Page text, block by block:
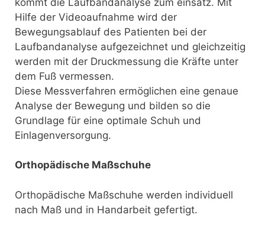
Hilfe der Videoaufnahme wird der
Bewegungsablauf des Patienten bei der
Laufbandanalyse aufgezeichnet und gleichzeitig
werden mit der Druckmessung die Kräfte unter
dem Fuß vermessen.
Diese Messverfahren ermöglichen eine genaue
Analyse der Bewegung und bilden so die
Grundlage für eine optimale Schuh und
Einlagenversorgung.
Orthopädische Maßschuhe
Orthopädische Maßschuhe werden individuell
nach Maß und in Handarbeit gefertigt.